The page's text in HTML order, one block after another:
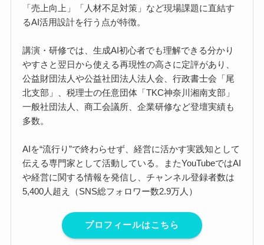
「売上向上」「人材不足対策」など現場課題に直結す
るAI活用設計を行う点が特徴。
講演・研修では、生成AI初心者でも理解できる分かり
やすさと翌日から使える再現性の高さに定評があり、
公益財団法人や公益社団法人法人会、行政書士会「尾
北支部」、税理士の任意団体「TKC神奈川湘南支部」
一般社団法人、商工会議所、企業研修など登壇実績も
多数。
AIを“流行り”で終わらせず、経営に活かす実践知として
伝える専門家として活動している。またYouTubeではAI
や経営に関する情報を発信し、チャンネル登録者数は
5,400人超え（SNS総フォロワー数2.9万人）
プロフィールはこちら